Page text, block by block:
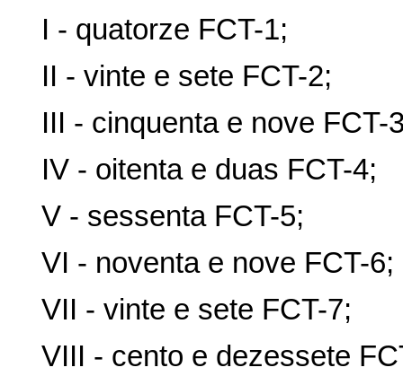
I - quatorze FCT-1;
II - vinte e sete FCT-2;
III - cinquenta e nove FCT-
IV - oitenta e duas FCT-4;
V - sessenta FCT-5;
VI - noventa e nove FCT-6;
VII - vinte e sete FCT-7;
VIII - cento e dezessete